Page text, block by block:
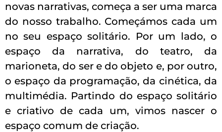
novas narrativas, começa a ser uma marca
do nosso trabalho. Começámos cada um
no seu espaço solitário. Por um lado, o
espaço da narrativa, do teatro, da
marioneta, do ser e do objeto e, por outro,
o espaço da programação, da cinética, da
multimédia. Partindo do espaço solitário
e criativo de cada um, vimos nascer o
espaço comum de criação.